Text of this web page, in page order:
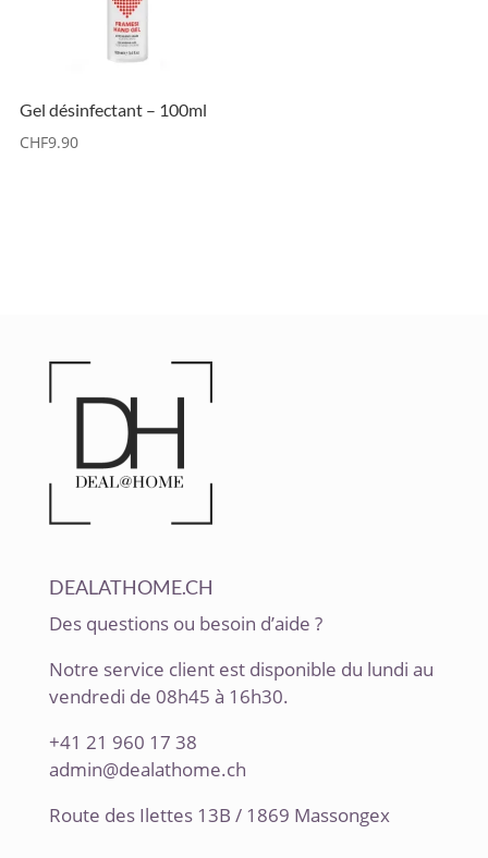
Gel désinfectant – 100ml
CHF9.90
DEALATHOME.CH
Des questions ou besoin d’aide ?
Notre service client est disponible du lundi au
vendredi de 08h45 à 16h30.
+41 21 960 17 38
admin@dealathome.ch
Route des Ilettes 13B / 1869 Massongex